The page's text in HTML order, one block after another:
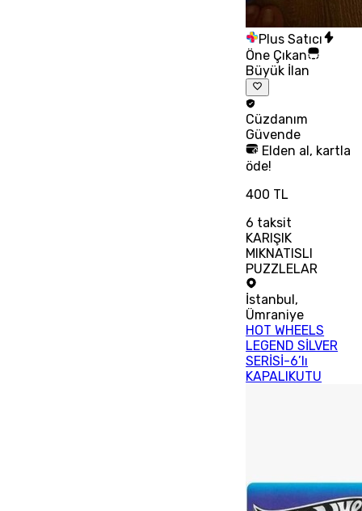
Plus Satıcı
Öne Çıkan
Büyük İlan
Cüzdanım
Güvende
Elden al, kartla
öde!
400 TL
6 taksit
KARIŞIK
MIKNATISLI
PUZZLELAR
İstanbul ,
Ümraniye
HOT WHEELS
LEGEND SİLVER
SERİSİ-6’lı
KAPALIKUTU